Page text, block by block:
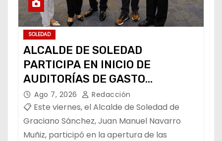
SOLEDAD
ALCALDE DE SOLEDAD
PARTICIPA EN INICIO DE
AUDITORÍAS DE GASTO
FEDERALIZADO 📝
Ago 7, 2026 Redacción
📋 Este viernes, el Alcalde de Soledad de
Graciano Sánchez, Juan Manuel Navarro
Muñiz, participó en la apertura de las